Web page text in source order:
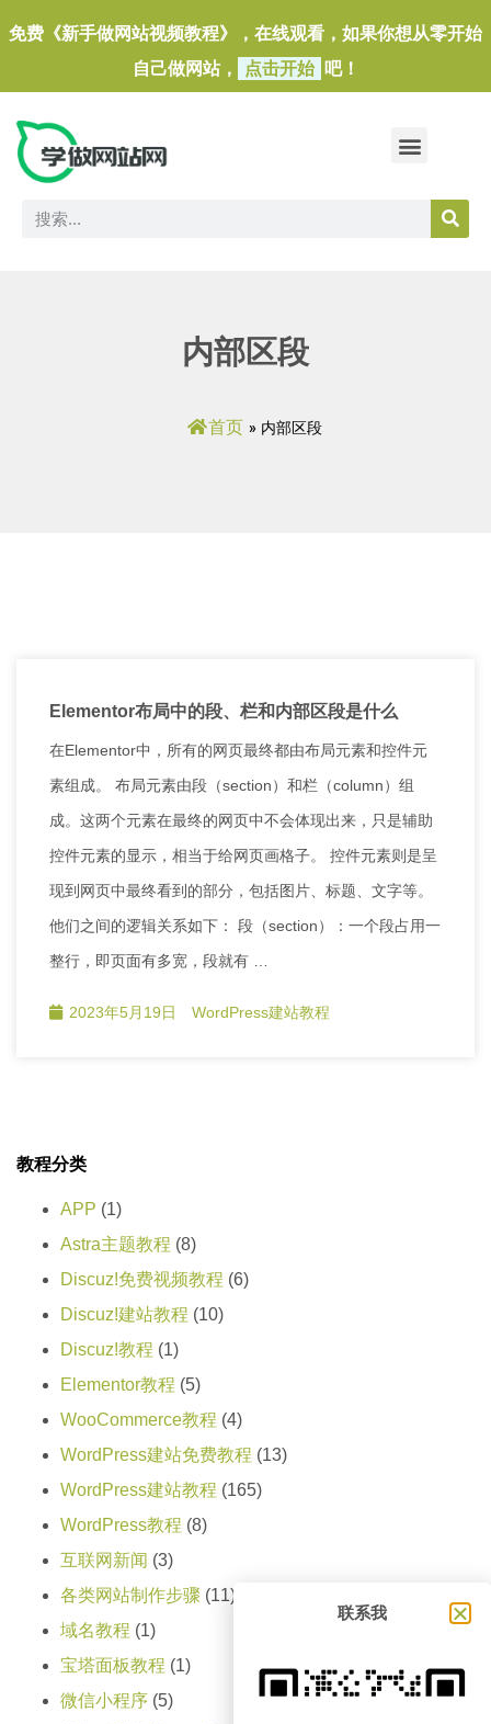
免费《新手做网站视频教程》，在线观看，如果你想从零开始
自己做网站，
点击开始 吧！
内部区段
首页 » 内部区段
Elementor布局中的段、栏和内部区段是什么
在Elementor中，所有的网页最终都由布局元素和控件元
素组成。 布局元素由段（section）和栏（column）组
成。这两个元素在最终的网页中不会体现出来，只是辅助
控件元素的显示，相当于给网页画格子。 控件元素则是呈
现到网页中最终看到的部分，包括图片、标题、文字等。
他们之间的逻辑关系如下： 段（section）：一个段占用一
整行，即页面有多宽，段就有 …
2023年5月19日 WordPress建站教程
教程分类
APP (1)
Astra主题教程 (8)
Discuz!免费视频教程 (6)
Discuz!建站教程 (10)
Discuz!教程 (1)
Elementor教程 (5)
WooCommerce教程 (4)
WordPress建站免费教程 (13)
WordPress建站教程 (165)
WordPress教程 (8)
互联网新闻 (3)
各类网站制作步骤 (11)
域名教程 (1)
宝塔面板教程 (1)
微信小程序 (5)
联系我